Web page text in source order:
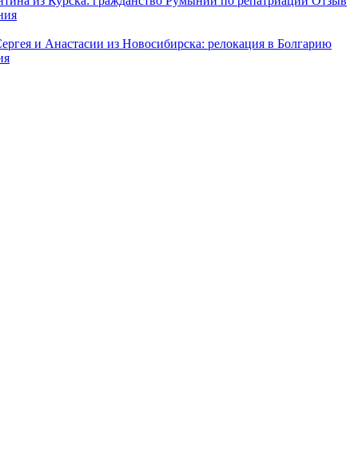
и Анастасии из Новосибирска: релокация в Болгарию